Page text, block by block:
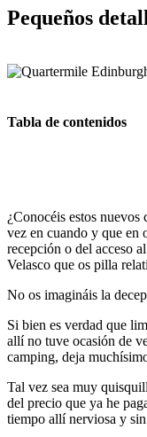
Pequeños
Tabla de contenidos
¿Conocéis estos nuevos
vez en cuando y que en
recepción o del acceso
Velasco que os pilla
No os imagináis la
Si bien es verdad que
allí no tuve ocasión de
camping, deja
Tal vez sea muy
del precio que ya he
tiempo allí nerviosa y